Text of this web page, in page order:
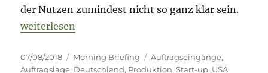
der Nutzen zumindest nicht so ganz klar sein.
„Morning Briefing – 7. August 2018 –
weiterlesen
Veröffentlicht
am
07/08/2018 Kategorien
Morning Briefing Schlagwörter
Auftragseingänge,
Auftragslage, Deutschland, Produktion,Start-up, USA,